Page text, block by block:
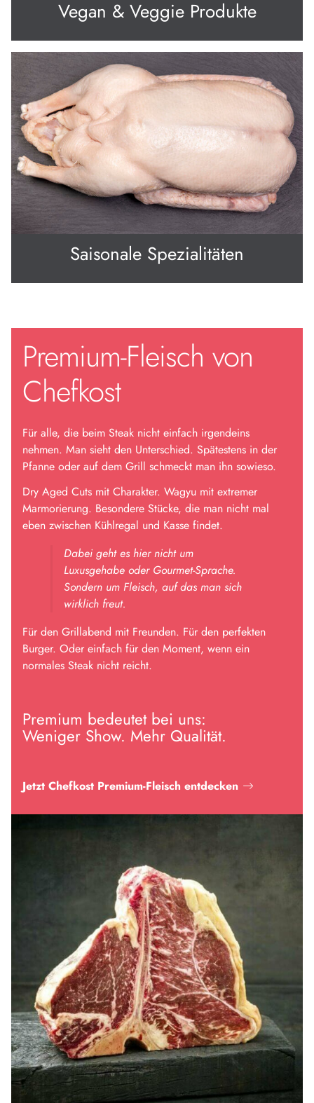
Vegan & Veggie Produkte
Saisonale Spezialitäten
Premium-Fleisch von
Chefkost
Für alle, die beim Steak nicht einfach irgendeins
nehmen. Man sieht den Unterschied. Spätestens in der
Pfanne oder auf dem Grill schmeckt man ihn sowieso.
Dry Aged Cuts mit Charakter. Wagyu mit extremer
Marmorierung. Besondere Stücke, die man nicht mal
eben zwischen Kühlregal und Kasse findet.
Dabei geht es hier nicht um
Luxusgehabe oder Gourmet-Sprache.
Sondern um Fleisch, auf das man sich
wirklich freut.
Für den Grillabend mit Freunden. Für den perfekten
Burger. Oder einfach für den Moment, wenn ein
normales Steak nicht reicht.
Premium bedeutet bei uns:
Weniger Show. Mehr Qualität.
Jetzt Chefkost Premium-Fleisch entdecken